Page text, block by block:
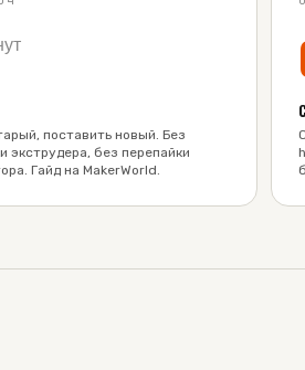
поставить новый. Без
экструдера, без перепайки
Гайд на MakerWorld.